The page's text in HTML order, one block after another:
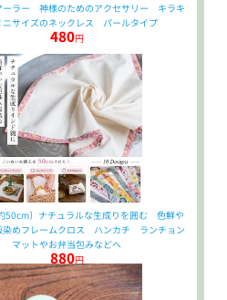
ーラー 神様のためのアクセサリー キラキ
サイズのネックレス パールタイプ
480円
50cm〕ナチュラルな生成りを囲む 色鮮や
染めフレームクロス ハンカチ ランチョン
マットやお弁当包みなどへ
880円